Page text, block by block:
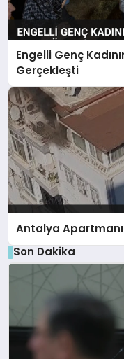
Engelli Genç
Gerçekleşti
Antalya
Son Dakika